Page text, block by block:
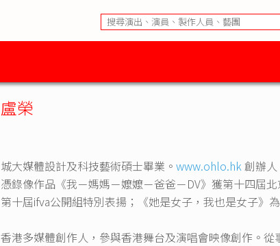
盧榮
城大媒體設計及科技藝術碩士畢業。 www.ohlo.hk創辦人
憑錄像作品《我－媽媽－嬤嬤－爸爸－DV》獲第十四屆
第十屆ifva公開組特別表揚；《她是女子，我也是女子》
香港多媒體創作人，參與香港舞台及演唱會映像創作。